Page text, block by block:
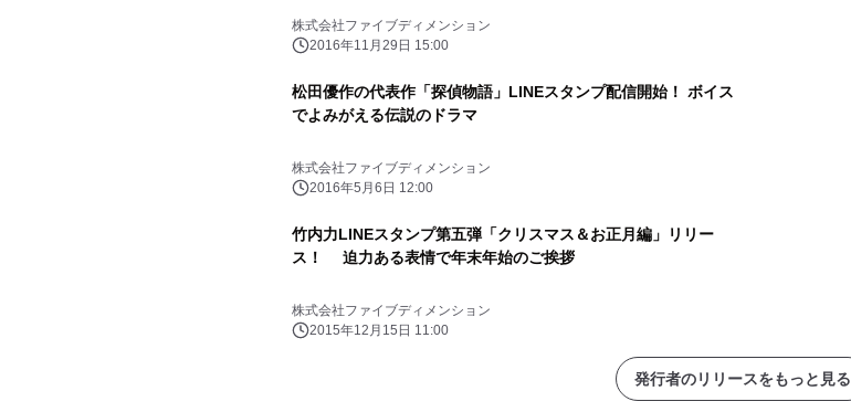
株式会社ファイブディメンション
2016年11月29日 15:00
松田優作の代表作「探偵物語」LINEスタンプ配信開始！ ボイス
でよみがえる伝説のドラマ
株式会社ファイブディメンション
2016年5月6日 12:00
竹内力LINEスタンプ第五弾「クリスマス＆お正月編」リリー
ス！ 迫力ある表情で年末年始のご挨拶
株式会社ファイブディメンション
2015年12月15日 11:00
発行者のリリースをもっと見る